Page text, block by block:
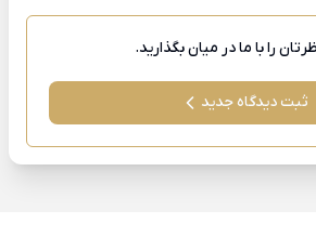
را با ما در میان بگذارید.
ثبت دیدگاه جدید